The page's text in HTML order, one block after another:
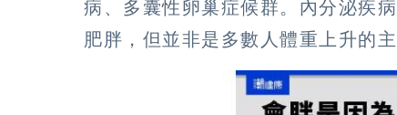
病、多囊性卵巢症候群。內分泌疾
肥胖，但並非是多數人體重上升的主